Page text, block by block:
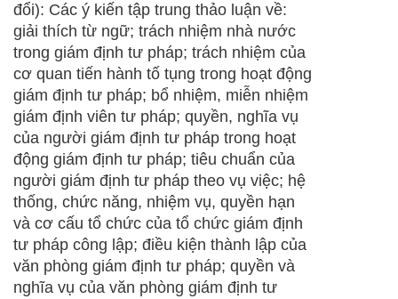
đổi): Các ý kiến tập trung thảo luận về:
giải thích từ ngữ; trách nhiệm nhà nước
trong giám định tư pháp; trách nhiệm của
cơ quan tiến hành tố tụng trong hoạt động
giám định tư pháp; bổ nhiệm, miễn nhiệm
giám định viên tư pháp; quyền, nghĩa vụ
của người giám định tư pháp trong hoạt
động giám định tư pháp; tiêu chuẩn của
người giám định tư pháp theo vụ việc; hệ
thống, chức năng, nhiệm vụ, quyền hạn
và cơ cấu tổ chức của tổ chức giám định
tư pháp công lập; điều kiện thành lập của
văn phòng giám định tư pháp; quyền và
nghĩa vụ của văn phòng giám định tư